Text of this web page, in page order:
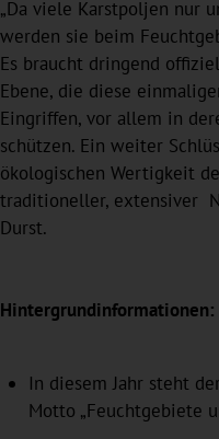
„Da viele Karstpoljen nur
werden sie beim
Es braucht dringend
Ebene, die diese
Eingriffen, vor allem in
schützen. Ein weiter
ökologischen Wertigkeit
traditioneller, extensiver
Durst.
Hintergrundinformationen:
In diesem Jahr steht
Motto „Feuchtgebiete